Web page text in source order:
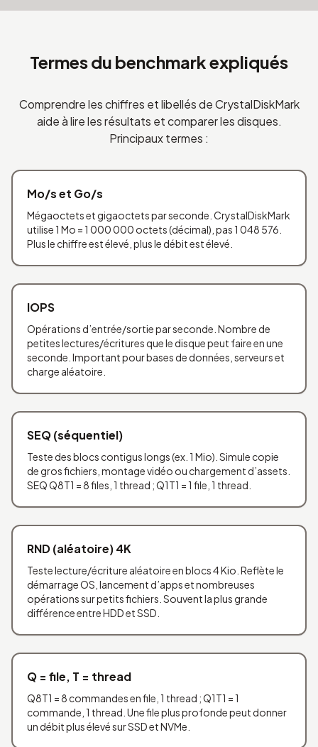
Termes du benchmark expliqués
Comprendre les chiffres et libellés de CrystalDiskMark
aide à lire les résultats et comparer les disques.
Principaux termes :
Mo/s et Go/s
Mégaoctets et gigaoctets par seconde. CrystalDiskMark
utilise 1 Mo = 1 000 000 octets (décimal), pas 1 048 576.
Plus le chiffre est élevé, plus le débit est élevé.
IOPS
Opérations d’entrée/sortie par seconde. Nombre de
petites lectures/écritures que le disque peut faire en une
seconde. Important pour bases de données, serveurs et
charge aléatoire.
SEQ (séquentiel)
Teste des blocs contigus longs (ex. 1 Mio). Simule copie
de gros fichiers, montage vidéo ou chargement d’assets.
SEQ Q8T1 = 8 files, 1 thread ; Q1T1 = 1 file, 1 thread.
RND (aléatoire) 4K
Teste lecture/écriture aléatoire en blocs 4 Kio. Reflète le
démarrage OS, lancement d’apps et nombreuses
opérations sur petits fichiers. Souvent la plus grande
différence entre HDD et SSD.
Q = file, T = thread
Q8T1 = 8 commandes en file, 1 thread ; Q1T1 = 1
commande, 1 thread. Une file plus profonde peut donner
un débit plus élevé sur SSD et NVMe.